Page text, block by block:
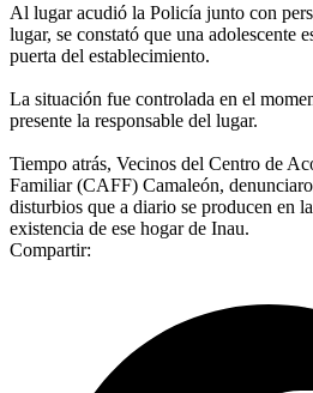
Al lugar acudió la Policía junto con
lugar, se constató que una adolescente
puerta del establecimiento.
La situación fue controlada en el
presente la responsable del lugar.
Tiempo atrás, Vecinos del Centro de
Familiar (CAFF) Camaleón,
disturbios que a diario se producen en
existencia de ese hogar de Inau.
Compartir: